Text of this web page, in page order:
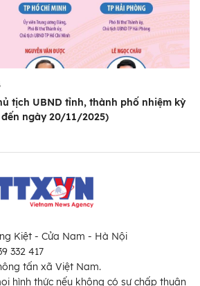
tịch UBND tỉnh, thành phố nhiệm kỳ
ngày 20/11/2025)
Kiệt - Cửa Nam - Hà Nội
332 417
tấn xã Việt Nam.
hình thức nếu không có sự chấp thuận